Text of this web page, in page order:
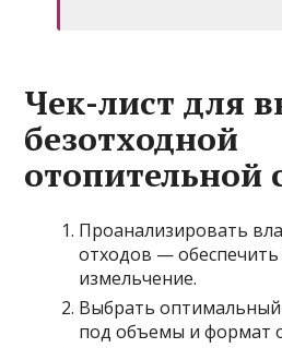
Чек-лист для
безотходной
отопительной
Проанализировать
отходов — обеспечить
измельчение.
Выбрать
под объемы и формат